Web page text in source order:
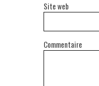
Site web
Commentaire